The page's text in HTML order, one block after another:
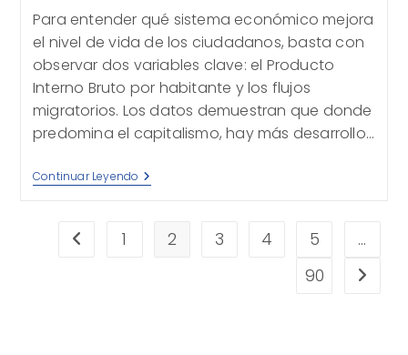
la
entrada:
Para entender qué sistema económico mejora
el nivel de vida de los ciudadanos, basta con
observar dos variables clave: el Producto
Interno Bruto por habitante y los flujos
migratorios. Los datos demuestran que donde
predomina el capitalismo, hay más desarrollo…
Continuar Leyendo Capitalismo
Y
Contrastantes
Ir a la página anterior
1 2 3 4 5
…
90
Ir a la